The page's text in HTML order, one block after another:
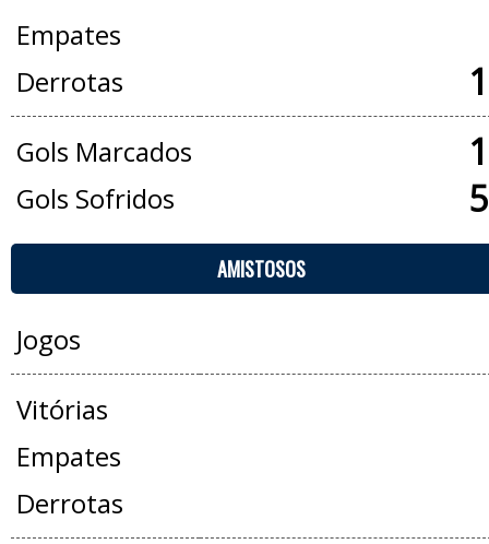
Empates
Derrotas
Gols Marcados
Gols Sofridos
AMISTOSOS
Jogos
Vitórias
Empates
Derrotas